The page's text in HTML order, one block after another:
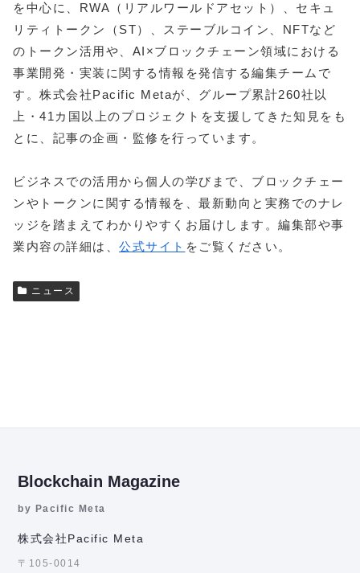
を中心に、RWA（リアルワールドアセット）、セキュ
リティトークン（ST）、ステーブルコイン、NFTなど
のトークン活用や、AI×ブロックチェーン領域における
事業開発・実装に関する情報を発信する編集チームで
す。株式会社Pacific Metaが、グループ累計260社以
上・41カ国以上のプロジェクトを支援してきた知見をも
とに、記事の企画・監修を行っています。
ビジネスでの活用から個人の学びまで、ブロックチェー
ンやトークンに関する情報を、最新動向と実務でのナレ
ッジを踏まえてわかりやすくお届けします。編集部や事
業内容の詳細は、 公式サイト をご覧ください。
ニュース
Blockchain Magazine
by Pacific Meta
株式会社Pacific Meta
〒105-0014